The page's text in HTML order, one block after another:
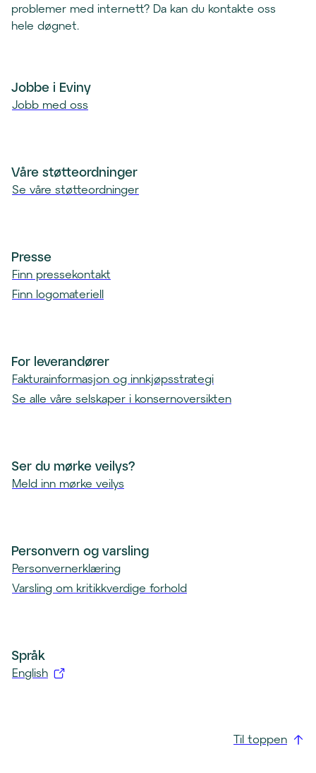
k
t
)
e
f
k
i
t
)
problemer med internett? Da kan du kontakte oss
hele døgnet.
Jobbe i Eviny
Jobb med oss
Våre støtteordninger
Se våre støtteordninger
Presse
Finn pressekontakt
Finn logomateriell
For leverandører
Fakturainformasjon og innkjøpsstrategi
Se alle våre selskaper i konsernoversikten
Ser du mørke veilys?
Meld inn mørke veilys
Personvern og varsling
Personvernerklæring
Varsling om kritikkverdige forhold
Språk
English
Til toppen